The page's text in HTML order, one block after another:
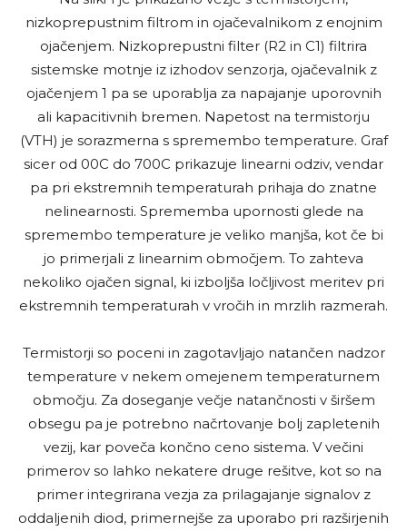
nizkoprepustnim filtrom in ojačevalnikom z enojnim
ojačenjem. Nizkoprepustni filter (R2 in C1) filtrira
sistemske motnje iz izhodov senzorja, ojačevalnik z
ojačenjem 1 pa se uporablja za napajanje uporovnih
ali kapacitivnih bremen. Napetost na termistorju
(VTH) je sorazmerna s spremembo temperature. Graf
sicer od 00C do 700C prikazuje linearni odziv, vendar
pa pri ekstremnih temperaturah prihaja do znatne
nelinearnosti. Sprememba upornosti glede na
spremembo temperature je veliko manjša, kot če bi
jo primerjali z linearnim območjem. To zahteva
nekoliko ojačen signal, ki izboljša ločljivost meritev pri
ekstremnih temperaturah v vročih in mrzlih razmerah.
Termistorji so poceni in zagotavljajo natančen nadzor
temperature v nekem omejenem temperaturnem
območju. Za doseganje večje natančnosti v širšem
obsegu pa je potrebno načrtovanje bolj zapletenih
vezij, kar poveča končno ceno sistema. V večini
primerov so lahko nekatere druge rešitve, kot so na
primer integrirana vezja za prilagajanje signalov z
oddaljenih diod, primernejše za uporabo pri razširjenih